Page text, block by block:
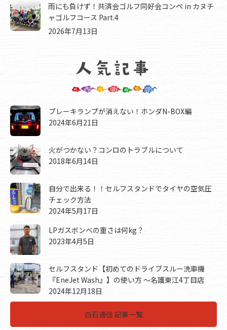
雨にも負けず！共済会ゴルフ同好会コンペ in カヌチ
ャゴルフコース Part.4
2026年7月13日
ブレーキランプが消えない！ホンダN-BOX編
2024年6月21日
火がつかない？コンロのトラブルについて
2018年6月14日
自分で出来る！！セルフスタンドでタイヤの空気圧
チェック方法
2024年5月17日
LPガスボンベの重さは何kg？
2023年4月5日
セルフスタンド【初めてのドライブスルー洗車機
『EneJet Wash』】の使い方 ～名護東江4丁目店
2024年12月18日
白石通信 記事一覧